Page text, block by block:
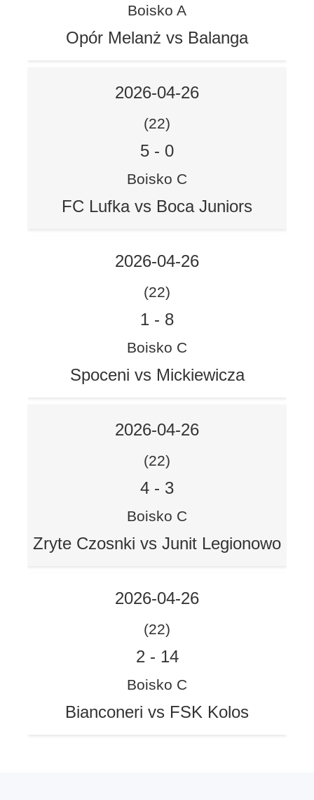
Boisko A
Opór Melanż vs Balanga
2026-04-26
(22)
5 - 0
Boisko C
FC Lufka vs Boca Juniors
2026-04-26
(22)
1 - 8
Boisko C
Spoceni vs Mickiewicza
2026-04-26
(22)
4 - 3
Boisko C
Zryte Czosnki vs Junit Legionowo
2026-04-26
(22)
2 - 14
Boisko C
Bianconeri vs FSK Kolos